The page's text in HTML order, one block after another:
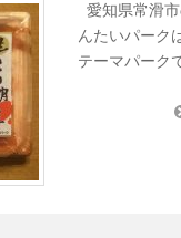
愛知県常滑
んたいパーク
テーマパーク